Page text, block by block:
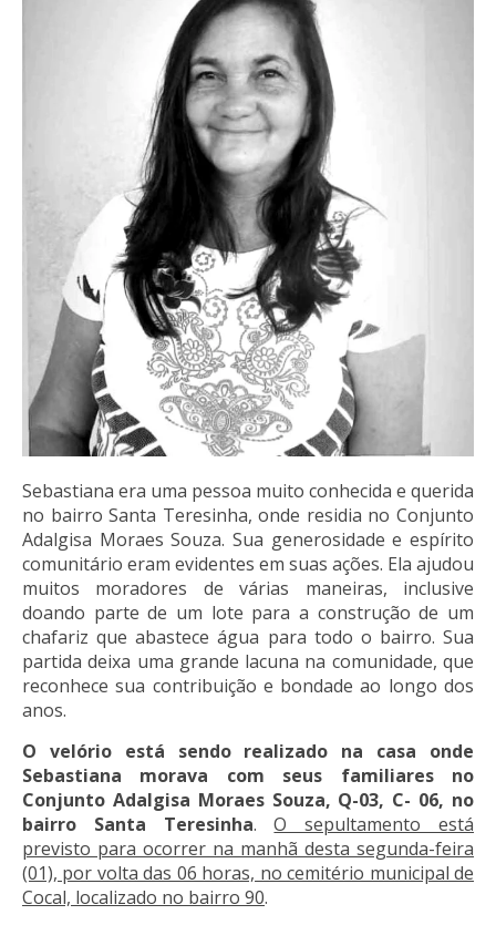
Sebastiana era uma pessoa muito conhecida e querida
no bairro Santa Teresinha, onde residia no Conjunto
Adalgisa Moraes Souza. Sua generosidade e espírito
comunitário eram evidentes em suas ações. Ela ajudou
muitos moradores de várias maneiras, inclusive
doando parte de um lote para a construção de um
chafariz que abastece água para todo o bairro. Sua
partida deixa uma grande lacuna na comunidade, que
reconhece sua contribuição e bondade ao longo dos
anos.
O velório está sendo realizado na casa onde
Sebastiana morava com seus familiares no
Conjunto Adalgisa Moraes Souza, Q-03, C- 06, no
bairro Santa Teresinha.O sepultamento está
previsto para ocorrer na manhã desta segunda-feira
(01), por volta das 06 horas, no cemitério municipal de
Cocal, localizado no bairro 90.